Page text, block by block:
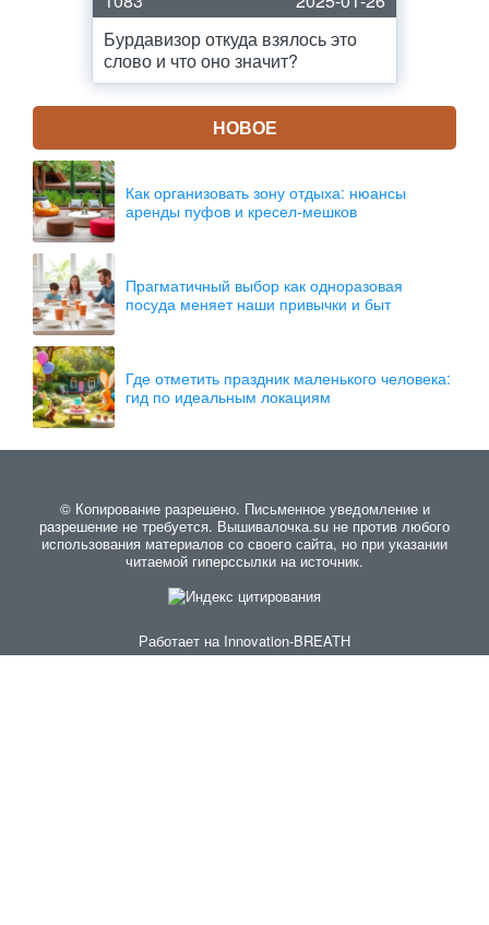
Бурдавизор откуда взялось это
слово и что оно значит?
НОВОЕ
Как организовать зону отдыха: нюансы
аренды пуфов и кресел-мешков
Прагматичный выбор как одноразовая
посуда меняет наши привычки и быт
Где отметить праздник маленького человека:
гид по идеальным локациям
© Копирование разрешено. Письменное уведомление и
разрешение не требуется. Вышивалочка.su не против любого
использования материалов со своего сайта, но при указании
читаемой гиперссылки на источник.
Работает на Innovation-BREATH